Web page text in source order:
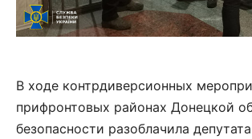
В ходе контрдиверсионных
прифронтовых районах Донецкой
безопасности разоблачила